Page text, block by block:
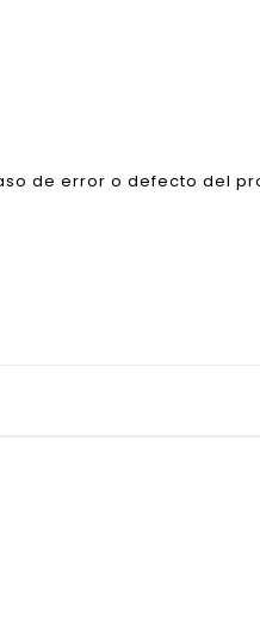
de error o defecto del